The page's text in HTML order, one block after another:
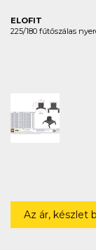
ELOFIT
225/180 fűtőszálas
Az ár, készlet